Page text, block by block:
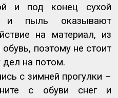
и под конец сухой
и пыль оказывают
на материал, из
поэтому не стоит
дел на потом.
с зимней прогулки –
с обуви снег и